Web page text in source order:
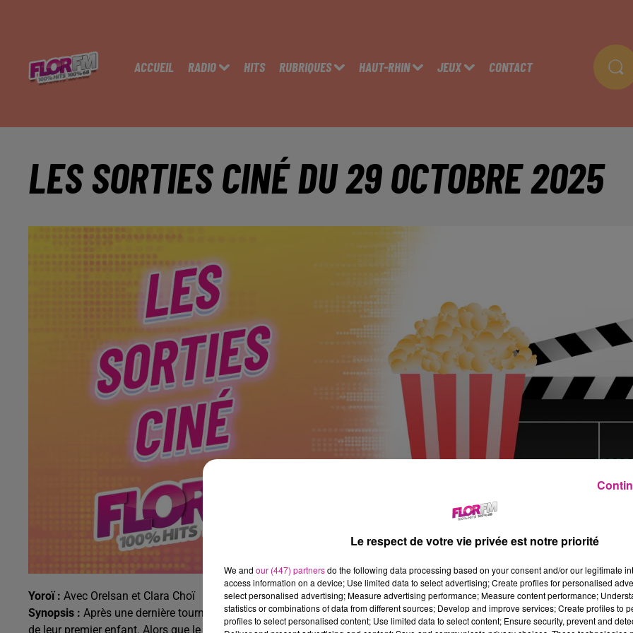
ACCUEIL RADIO HITS RUBRIQUES HAUT-RHIN JEUX CONTACT
LES SORTIES CINÉ DU 29 OCTOBRE 2025
Yoroï : Avec Orelsan et Clara Choï
Synopsis : Après une dernière tournée éprouvante, Aurélien décide de s'installer au Japon avec sa femme Nanako,
de leur premier enfant. Alors que le jeune couple emménage dans une maison traditionnelle dans la campagne japonaise,
Le respect de votre vie privée est notre priorité
We and our (447) partnersdo the following data processing based on your consent and/or our legitimate
access information on a device; Use limited data to select advertising; Create profiles for personalised
select personalised advertising; Measure advertising performance; Measure content performance;
statistics or combinations of data from different sources; Develop and improve services; Create profiles to
profiles to select personalised content; Use limited data to select content; Ensure security, prevent and